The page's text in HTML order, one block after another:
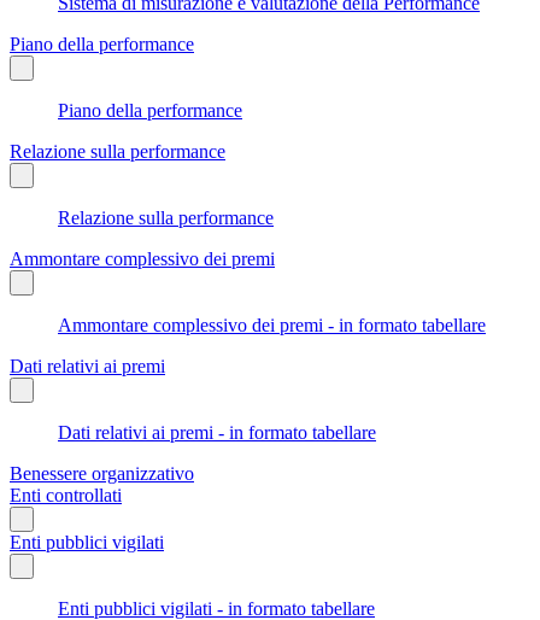
Piano della performance
Piano della performance
Relazione sulla performance
Relazione sulla performance
Ammontare complessivo dei premi
Ammontare complessivo dei premi - in formato tabellare
Dati relativi ai premi
Dati relativi ai premi - in formato tabellare
Benessere organizzativo
Enti controllati
Enti pubblici vigilati
Enti pubblici vigilati - in formato tabellare